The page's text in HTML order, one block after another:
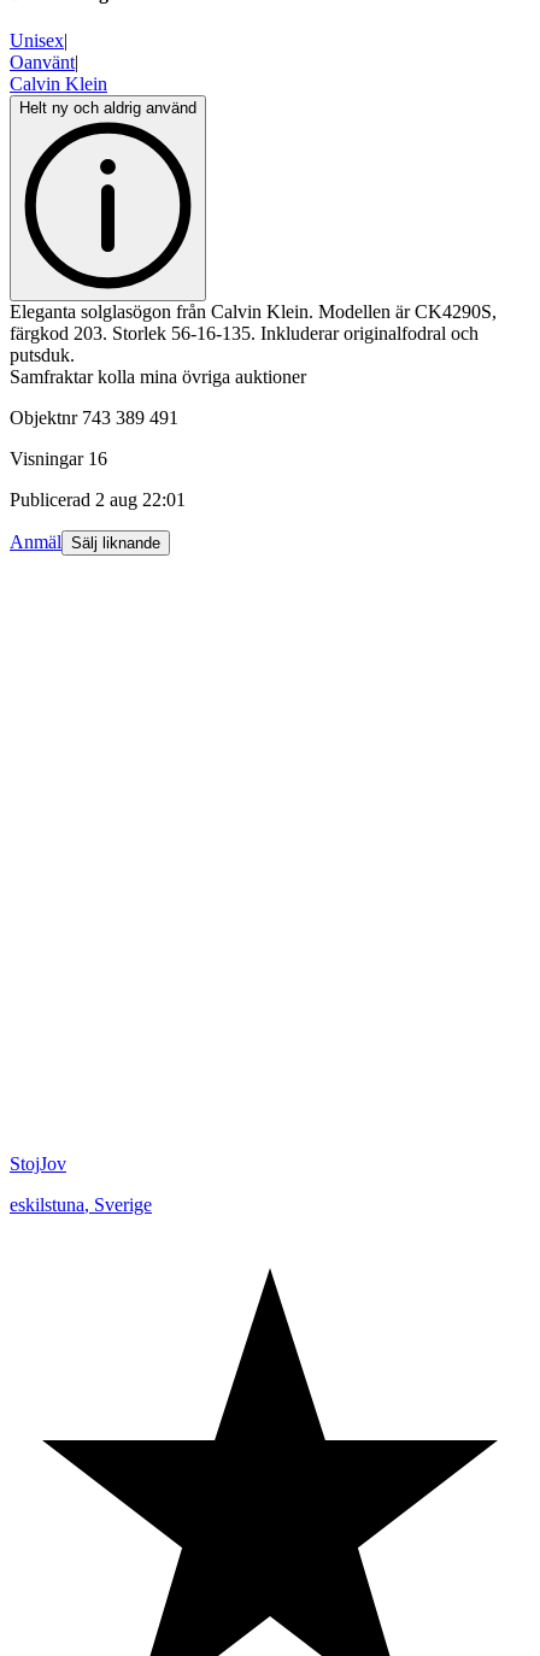
Unisex|
Oanvänt|
Calvin Klein
Helt ny och aldrig använd
Eleganta solglasögon från Calvin Klein. Modellen är CK4290S,
färgkod 203. Storlek 56-16-135. Inkluderar originalfodral och
putsduk.
Samfraktar kolla mina övriga auktioner
Objektnr 743 389 491
Visningar 16
Publicerad 2 aug 22:01
Anmäl Sälj liknande
StojJov
eskilstuna, Sverige